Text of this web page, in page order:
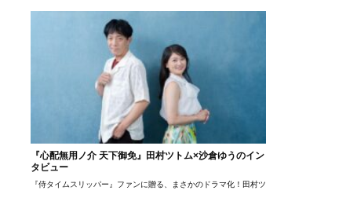
『心配無用ノ介 天下御免』田村ツトム×沙倉ゆうのイン
タビュー
『侍タイムスリッパー』ファンに贈る、まさかのドラマ化！田村ツトム×沙倉ゆうのが語